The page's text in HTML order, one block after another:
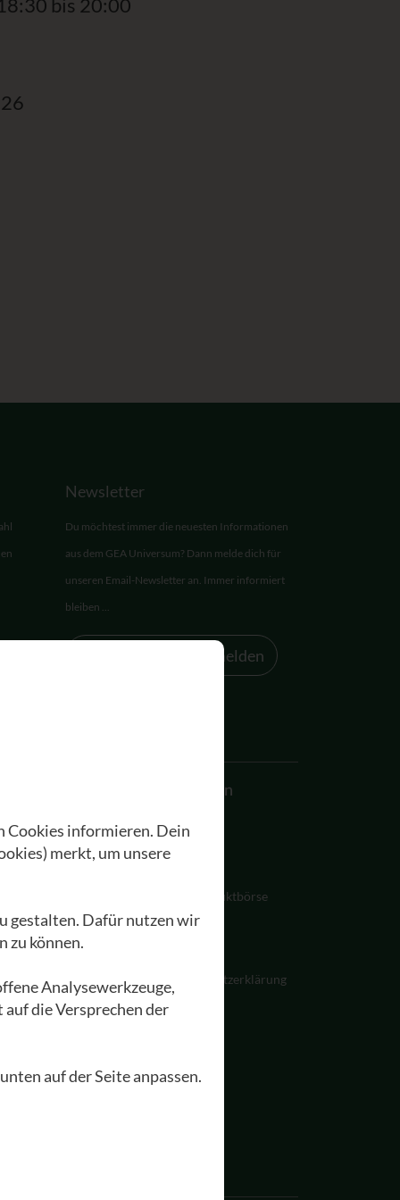
Newsletter
Du möchtest immer die neuesten Informationen
aus dem GEA Universum? Dann melde dich für
unseren Email-Newsletter an. Immer informiert
bleiben ...
Zum Newsletter anmelden
und Kontakt
Allgemein
Kontakt
GEA Produktbörse
Presse
Datenschutzerklärung
Cookies informieren. Dein
merkt, um unsere
gestalten. Dafür nutzen wir
zu können.
Analysewerkzeuge,
die Versprechen der
auf der Seite anpassen.